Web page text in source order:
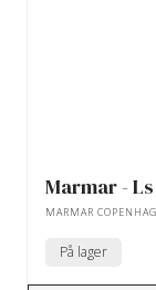
Marmar -
MARMAR
På lager